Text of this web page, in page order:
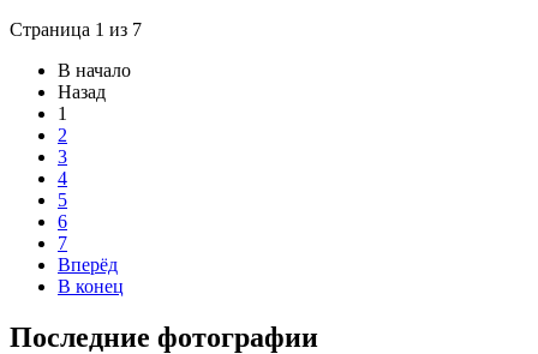
Страница 1 из 7
В начало
Назад
1
2
3
4
5
6
7
Вперёд
В конец
Последние фотографии